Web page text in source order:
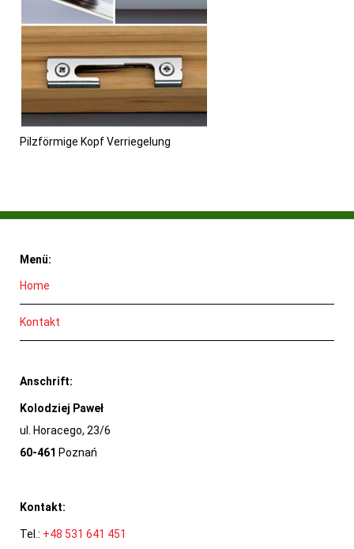
Pilzförmige Kopf Verriegelung
Menü:
Home
Kontakt
Anschrift:
Kolodziej Paweł
ul. Horacego, 23/6
60-461 Poznań
Kontakt:
Tel.: +48 531 641 451